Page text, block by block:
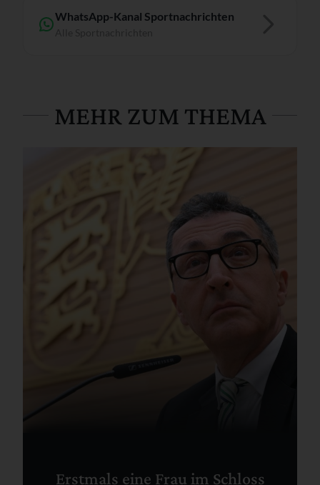
WhatsApp-Kanal Sportnachrichten
MEHR ZUM THEMA
Erstmals eine Frau im Schloss